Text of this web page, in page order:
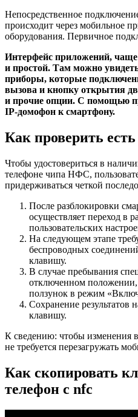
Непосредственное
происходит через мобильное
оборудования. Первичное
Интерфейс приложений,
и простой. Там можно
приборы, которые
вызова и кнопку открытия
и прочие опции. С помощью
IP-домофон к смартфону.
Как проверить
Чтобы удостовериться в
телефоне чипа НФС,
придерживаться четкой
После разблокировки
осуществляет переход в
пользовательских
На следующем этапе
беспроводных
клавишу.
В случае пребывания
отключенном положении,
ползунок в режим
Сохранение
клавишу.
К сведению: чтобы изменения
не требуется перезагружать
Как скопировать
телефон с nfc